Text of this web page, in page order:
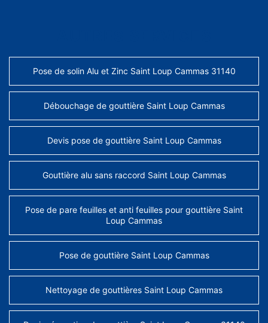
Pose de solin Alu et Zinc Saint Loup Cammas 31140
Débouchage de gouttière Saint Loup Cammas
Devis pose de gouttière Saint Loup Cammas
Gouttière alu sans raccord Saint Loup Cammas
Pose de pare feuilles et anti feuilles pour gouttière Saint
Loup Cammas
Pose de gouttière Saint Loup Cammas
Nettoyage de gouttières Saint Loup Cammas